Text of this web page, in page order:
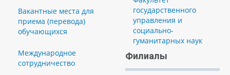
Вакантные места для
приема (перевода)
обучающихся
Международное
сотрудничество
государственного
управления и
социально-
гуманитарных наук
Филиалы